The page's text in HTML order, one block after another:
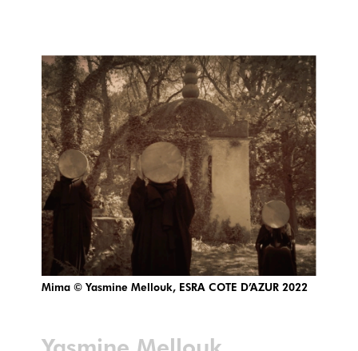
Mima © Yasmine Mellouk, ESRA COTE D’AZUR 2022